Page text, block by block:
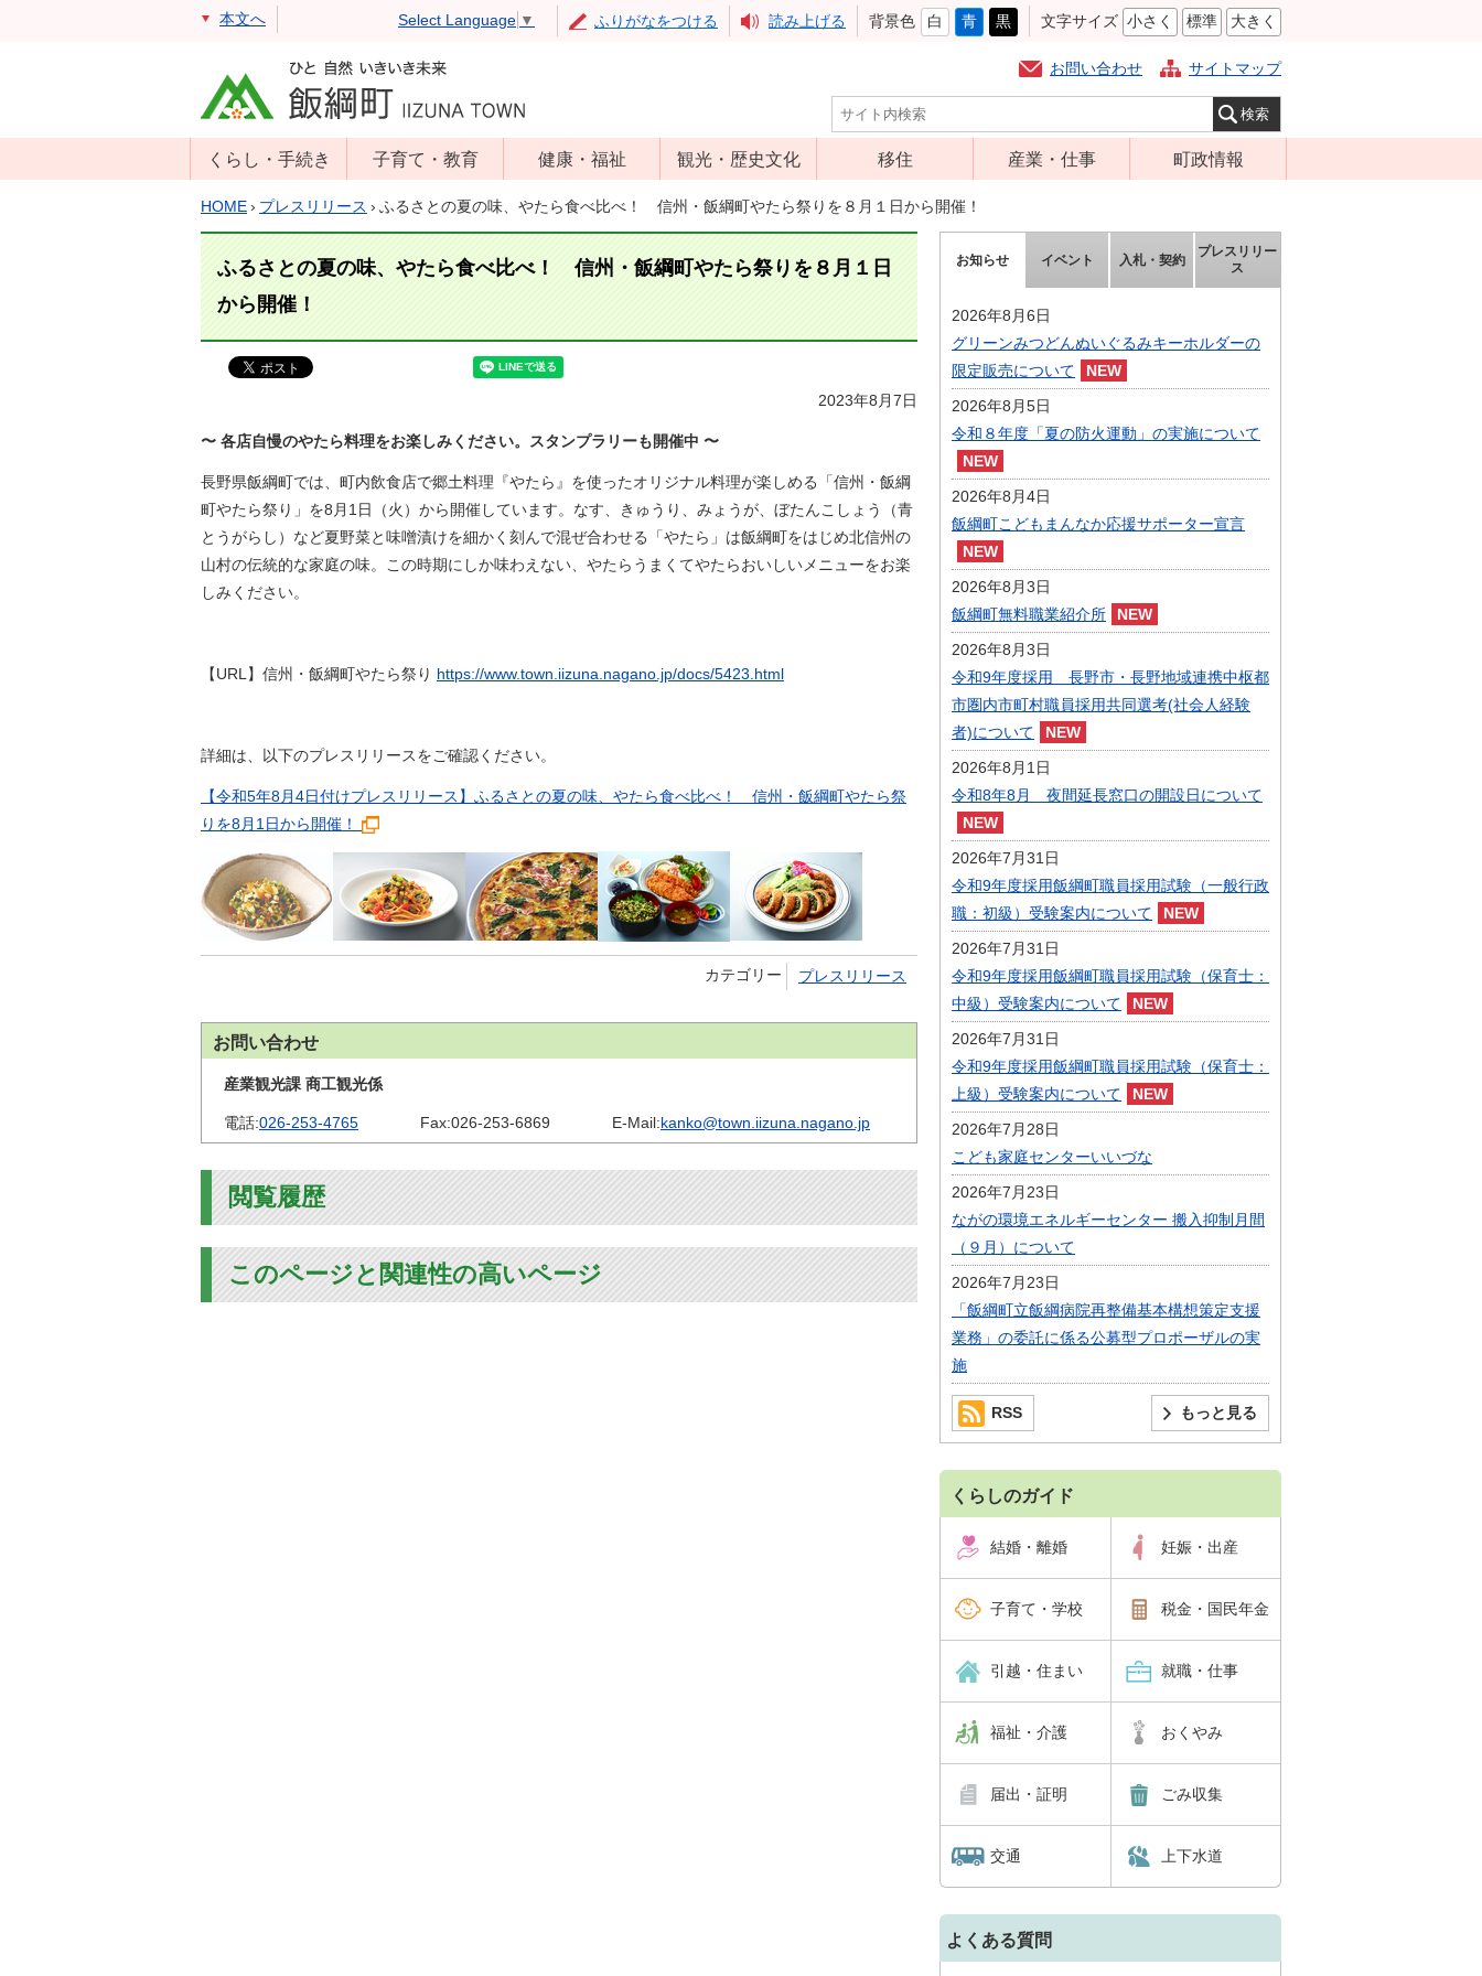
本文へ Select Language ▼ ふりがなをつける 読み上げる 背景色 白 青 黒 文字サイズ 小さく 標準 大きく
お問い合わせ サイトマップ
くらし・手続き
戸籍・住民票・
住民登録
戸籍届出
届出
年金・保険
税金
住まい・土地
環境・ゴミ
上下水道
安全・防犯
子育て・教育
年齢別子育て情
子育て支援
生涯学習
学校教育・奨学
人権・平和啓発
学校給食
ティスクール
健康・福祉
児童福祉
高齢者福祉
介護保険
保健・医療
健康増進
食育
観光・歴史文化
観光
アップルミュー
ジアム
移住 産業・仕事
就労支援
農林業振興
届出・証明・法
令・規制
企業の税金
入札・契約
指定管理者制度
人材募集
町政情報
組織案内
庁舎案内
ふるさと納税
人事・職員募集
まちづくり
庁舎建設
HOME› プレスリリース › ふるさとの夏の味、やたら食べ比べ！ 信州・飯綱町やたら祭りを８月１日から開催！
ふるさとの夏の味、やたら食べ比べ！ 信州・飯綱町やたら祭りを８月１日
から開催！
2023年8月7日
〜 各店自慢のやたら料理をお楽しみください。スタンプラリーも開催中 〜
長野県飯綱町では、町内飲食店で郷土料理『やたら』を使ったオリジナル料理が楽しめる「信州・飯綱
町やたら祭り」を8月1日（火）から開催しています。なす、きゅうり、みょうが、ぼたんこしょう（青
とうがらし）など夏野菜と味噌漬けを細かく刻んで混ぜ合わせる「やたら」は飯綱町をはじめ北信州の
山村の伝統的な家庭の味。この時期にしか味わえない、やたらうまくてやたらおいしいメニューをお楽
しみください。
【URL】信州・飯綱町やたら祭り https://www.town.iizuna.nagano.jp/docs/5423.html
詳細は、以下のプレスリリースをご確認ください。
【令和5年8月4日付けプレスリリース】ふるさとの夏の味、やたら食べ比べ！ 信州・飯綱町やたら祭
りを8月1日から開催！
カテゴリー プレスリリース
お問い合わせ
産業観光課 商工観光係
電話:026-253-4765 Fax:026-253-6869 E-Mail:kanko@town.iizuna.nagano.jp
閲覧履歴
このページと関連性の高いページ
お知らせ イベント 入札・契約
プレスリリー
ス
2026年8月6日
グリーンみつどんぬいぐるみキーホルダーの
限定販売について
2026年8月5日
令和８年度「夏の防火運動」の実施について
2026年8月4日
飯綱町こどもまんなか応援サポーター宣言
2026年8月3日
飯綱町無料職業紹介所
2026年8月3日
令和9年度採用 長野市・長野地域連携中枢都
市圏内市町村職員採用共同選考(社会人経験
者)について
2026年8月1日
令和8年8月 夜間延長窓口の開設日について
2026年7月31日
令和9年度採用飯綱町職員採用試験（一般行政
職：初級）受験案内について
2026年7月31日
令和9年度採用飯綱町職員採用試験（保育士：
中級）受験案内について
2026年7月31日
令和9年度採用飯綱町職員採用試験（保育士：
上級）受験案内について
2026年7月28日
こども家庭センターいいづな
2026年7月23日
ながの環境エネルギーセンター 搬入抑制月間
（９月）について
2026年7月23日
「飯綱町立飯綱病院再整備基本構想策定支援
業務」の委託に係る公募型プロポーザルの実
施
もっと見る
RSS
くらしのガイド
結婚・離婚 妊娠・出産
子育て・学校 税金・国民年金
引越・住まい 就職・仕事
福祉・介護 おくやみ
届出・証明 ごみ収集
交通 上下水道
よくある質問